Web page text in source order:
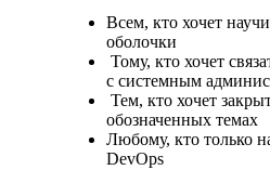
Всем, кто хочет
оболочки
Тому, кто хочет
с системным
Тем, кто хочет
обозначенных темах
Любому, кто только
DevOps